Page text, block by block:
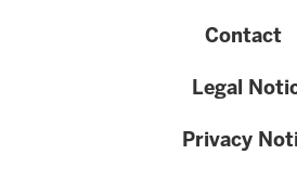
Contact
Legal
Privacy